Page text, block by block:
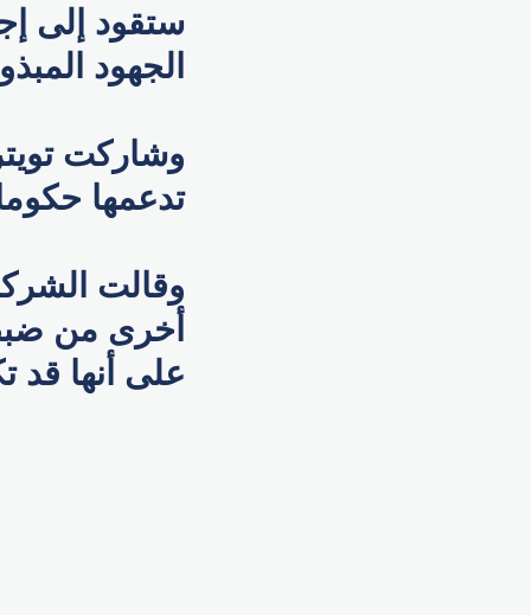
ستقود إلى
الجهود
وشاركت
تدعمها
وقالت
أخرى من
على أنها قد